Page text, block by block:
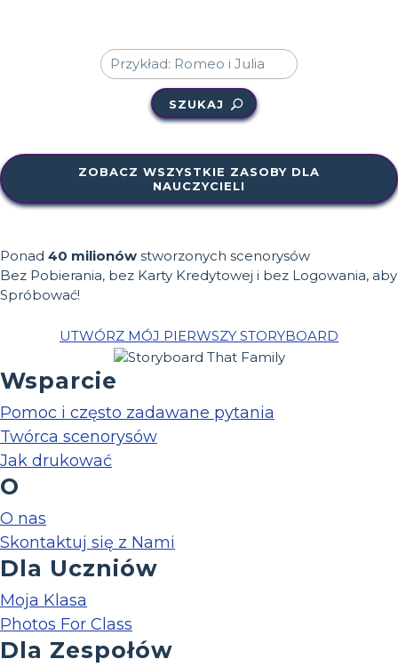
SZUKAJ
ZOBACZ WSZYSTKIE ZASOBY DLA
NAUCZYCIELI
Ponad 40 milionów stworzonych scenorysów
Bez Pobierania, bez Karty Kredytowej i bez Logowania, aby
Spróbować!
UTWÓRZ MÓJ PIERWSZY STORYBOARD
Wsparcie
Pomoc i często zadawane pytania
Twórca scenorysów
Jak drukować
O
O nas
Skontaktuj się z Nami
Dla Uczniów
Moja Klasa
Photos For Class
Dla Zespołów